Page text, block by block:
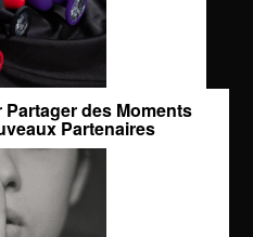
des Moments
Partenaires